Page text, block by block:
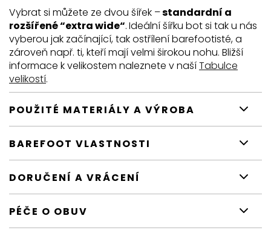
Vybrat si můžete ze dvou šířek –standardní a
rozšířené “extra wide“.Ideální šířku bot si tak u nás
vyberou jak začínající, tak ostřílení barefootisté, a
zároveň např. ti, kteří mají velmi širokou nohu. Bližší
informace k velikostem naleznete v našíTabulce
velikostí.
POUŽITÉ MATERIÁLY A VÝROBA
BAREFOOT VLASTNOSTI
DORUČENÍ A VRÁCENÍ
PÉČE O OBUV